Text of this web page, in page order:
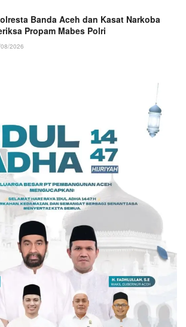
Banda Aceh dan Kasat Narkoba
Propam Mabes Polri
2026